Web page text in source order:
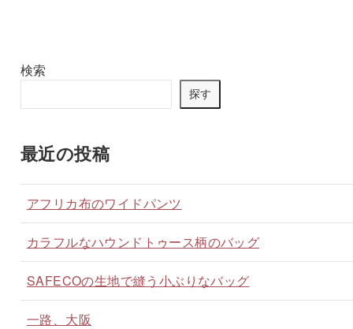
検索
探す
最近の投稿
アフリカ布のワイドパンツ
カラフルなハウンドトゥース柄のバッグ
SAFECOの生地で縫う小ぶりなバッグ
一路、大阪